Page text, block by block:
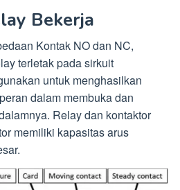
Bekerja
Kontak NO dan NC,
terletak pada sirkuit
untuk menghasilkan
dalam membuka dan
Relay dan kontaktor
memiliki kapasitas arus